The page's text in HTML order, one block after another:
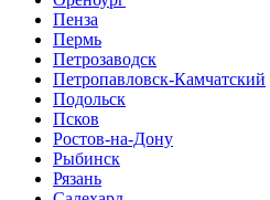
Пенза
Пермь
Петрозаводск
Петропавловск-Камчатский
Подольск
Псков
Ростов-на-Дону
Рыбинск
Рязань